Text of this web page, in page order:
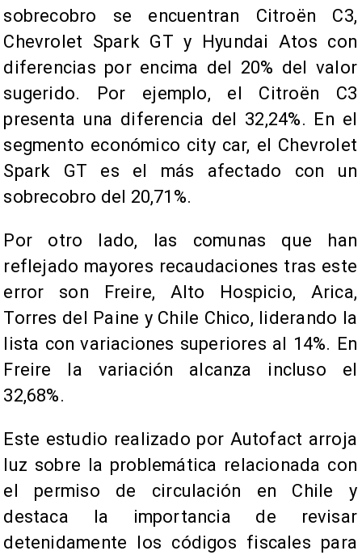
sobrecobro se encuentran Citroën C3,
Chevrolet Spark GT y Hyundai Atos con
diferencias por encima del 20% del valor
sugerido. Por ejemplo, el Citroën C3
presenta una diferencia del 32,24%. En el
segmento económico city car, el Chevrolet
Spark GT es el más afectado con un
sobrecobro del 20,71%.
Por otro lado, las comunas que han
reflejado mayores recaudaciones tras este
error son Freire, Alto Hospicio, Arica,
Torres del Paine y Chile Chico, liderando la
lista con variaciones superiores al 14%. En
Freire la variación alcanza incluso el
32,68%.
Este estudio realizado por Autofact arroja
luz sobre la problemática relacionada con
el permiso de circulación en Chile y
destaca la importancia de revisar
detenidamente los códigos fiscales para